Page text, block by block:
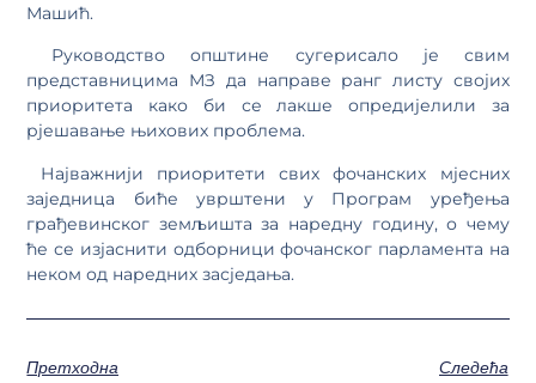
Машић.
Руководство општине сугерисало је свим
представницима МЗ да направе ранг листу својих
приоритета како би се лакше опредијелили за
рјешавање њихових проблема.
Најважнији приоритети свих фочанских мјесних
заједница биће уврштени у Програм уређења
грађевинског земљишта за наредну годину, о чему
ће се изјаснити одборници фочанског парламента на
неком од наредних засједања.
Претходна
Следећа